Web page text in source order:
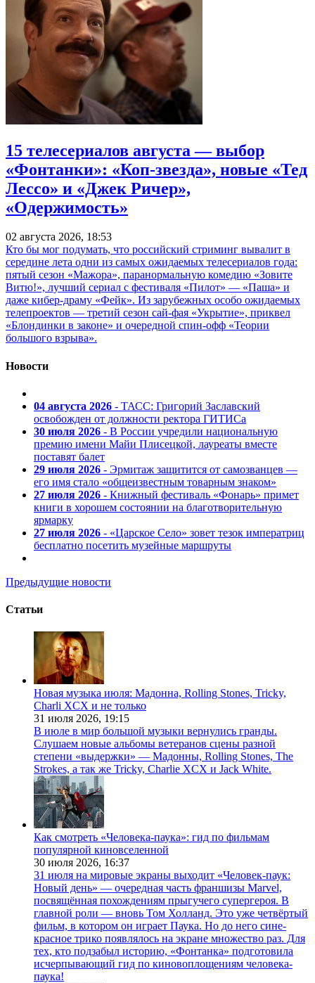
15 телесериалов августа — выбор
«Фонтанки»: «Коп-звезда», новые «Тед
Лессо» и «Джек Ричер»,
«Одержимость»
02 августа 2026, 18:53
Кто бы мог подумать, что российский стриминг вывалит в
середине лета одни из самых ожидаемых телесериалов года:
пятый сезон «Мажора», паранормальную комедию «Зовите
Витю!», лучший сериал с фестиваля «Пилот» — «Паша» и
даже кибер-драму «Фейк». Из зарубежных особо ожидаемых
телепроектов — третий сезон сай-фая «Укрытие», приквел
«Блондинки в законе» и очередной спин-офф «Теории
большого взрыва».
Новости
04 августа 2026 - ТАСС: Григорий Заславский
освобожден от должности ректора ГИТИСа
30 июля 2026 - В России учредили национальную
премию имени Майи Плисецкой, лауреаты вместе
поставят балет
29 июля 2026 - Эрмитаж защитится от самозванцев —
его имя стало «общеизвестным товарным знаком»
27 июля 2026 - Книжный фестиваль «Фонарь» примет
книги в хорошем состоянии на благотворительную
ярмарку
27 июля 2026 - «Царское Село» зовет тезок императриц
бесплатно посетить музейные маршруты
Предыдущие новости
Статьи
Новая музыка июля: Мадонна, Rolling Stones, Tricky,
Charli XCX и не только
31 июля 2026, 19:15
В июле в мир большой музыки вернулись гранды.
Слушаем новые альбомы ветеранов сцены разной
степени «выдержки» — Мадонны, Rolling Stones, The
Strokes, а так же Tricky, Charlie XCX и Jack White.
Как смотреть «Человека-паука»: гид по фильмам
популярной киновселенной
30 июля 2026, 16:37
31 июля на мировые экраны выходит «Человек-паук:
Новый день» — очередная часть франшизы Marvel,
посвящённая похождениям прыгучего супергероя. В
главной роли — вновь Том Холланд. Это уже четвёртый
фильм, в котором он играет Паука. Но до него сине-
красное трико появлялось на экране множество раз. Для
тех, кто подзабыл историю, «Фонтанка» подготовила
исчерпывающий гид по киновоплощениям человека-
паука!